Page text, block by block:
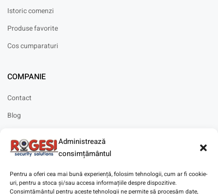
Administrează
consimțământul
Pentru a oferi cea mai bună experiență, folosim tehnologii, cum ar fi cookie-
uri, pentru a stoca și/sau accesa informațiile despre dispozitive.
Consimțământul pentru aceste tehnologii ne permite să procesăm date,
Istoric comenzi
Produse favorite
Cos cumparaturi
COMPANIE
Contact
Blog
Solicitare instalare